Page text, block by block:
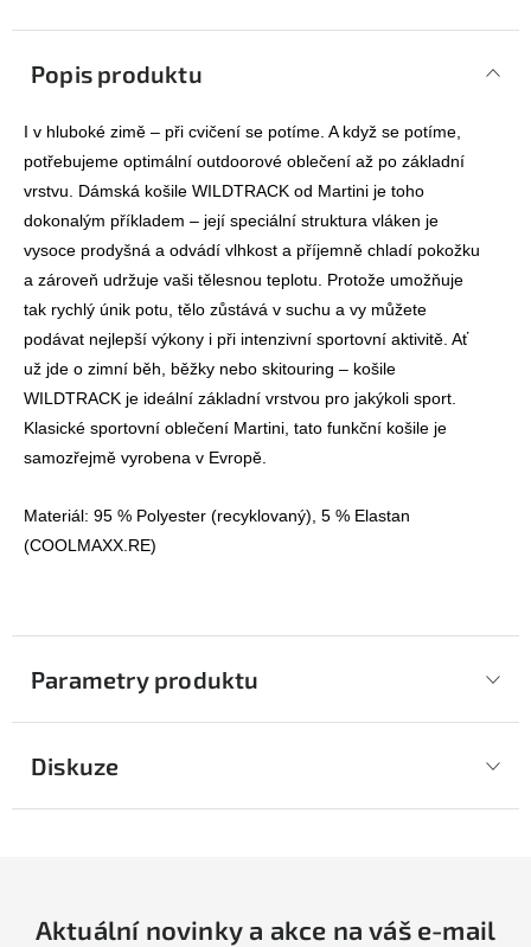
Popis produktu
I v hluboké zimě – při cvičení se potíme. A když se potíme,
potřebujeme optimální outdoorové oblečení až po základní
vrstvu. Dámská košile WILDTRACK od Martini je toho
dokonalým příkladem – její speciální struktura vláken je
vysoce prodyšná a odvádí vlhkost a příjemně chladí pokožku
a zároveň udržuje vaši tělesnou teplotu. Protože umožňuje
tak rychlý únik potu, tělo zůstává v suchu a vy můžete
podávat nejlepší výkony i při intenzivní sportovní aktivitě. Ať
už jde o zimní běh, běžky nebo skitouring – košile
WILDTRACK je ideální základní vrstvou pro jakýkoli sport.
Klasické sportovní oblečení Martini, tato funkční košile je
samozřejmě vyrobena v Evropě.
Materiál: 95 % Polyester (recyklovaný), 5 % Elastan
(COOLMAXX.RE)
Parametry produktu
Diskuze
Aktuální novinky a akce na váš e-mail